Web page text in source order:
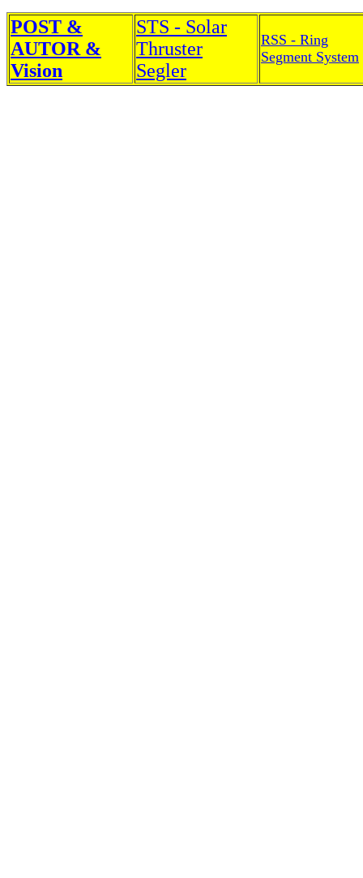
POST &
AUTOR &
Vision
STS - Solar
Thruster
Segler
RSS - Ring
Segment System